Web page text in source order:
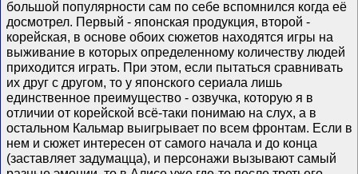
большой популярности сам по себе вспомнился когда её
досмотрел. Первый - японская продукция, второй -
корейская, в основе обоих сюжетов находятся игры на
выживание в которых определенному количеству людей
приходится играть. При этом, если пытаться сравнивать
их друг с другом, то у японского сериала лишь
единственное преимущество - озвучка, которую я в
отличии от корейской всё-таки понимаю на слух, а в
остальном Кальмар выигрывает по всем фронтам. Если в
нем и сюжет интересен от самого начала и до конца
(заставляет задумацца), и персонажи вызывают самый